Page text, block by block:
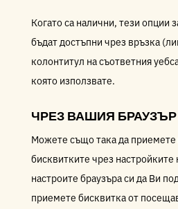
Когато са налични, тези опции
бъдат достъпни чрез връзка
колонтитул на съответния
която използвате.
ЧРЕЗ ВАШИЯ БРАУЗЪР
Можете също така да
бисквитките чрез настройките
настроите браузъра си да Ви
приемете бисквитка от